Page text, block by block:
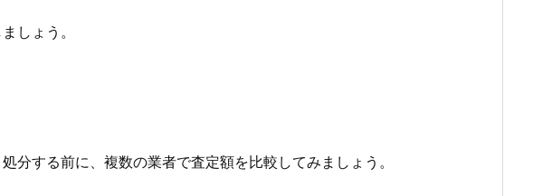
しょう。
する前に、複数の業者で査定額を比較してみましょう。